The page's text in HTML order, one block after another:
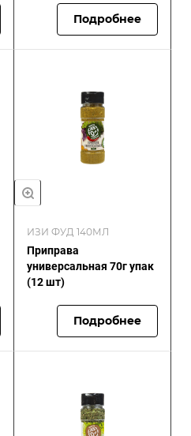
Подробнее
ИЗИ ФУД 140МЛ
Приправа
универсальная 70г упак
(12 шт)
Подробнее